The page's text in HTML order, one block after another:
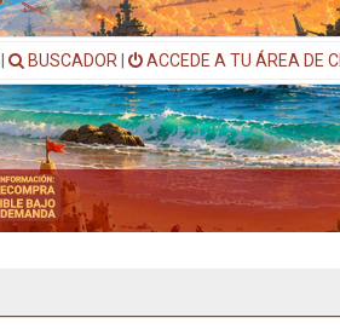
BUSCADOR ACCEDE A TU ÁREA DE